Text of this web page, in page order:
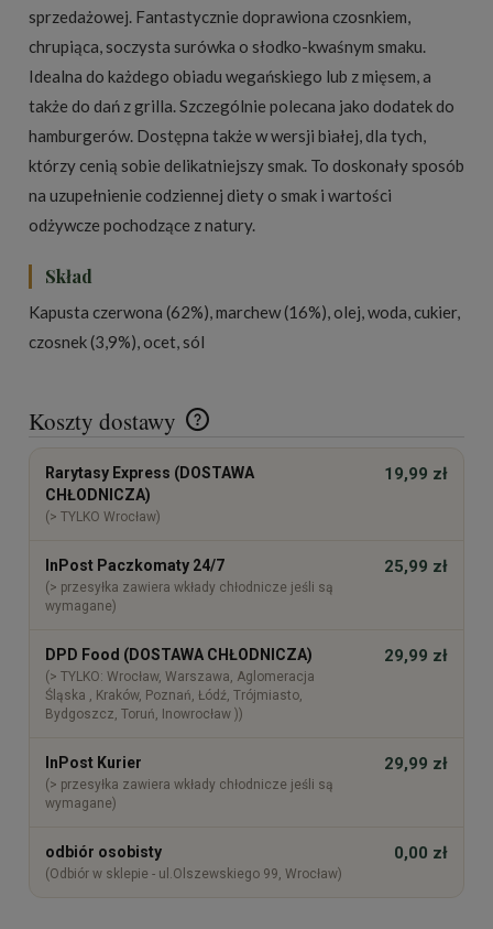
sprzedażowej. Fantastycznie doprawiona czosnkiem,
chrupiąca, soczysta surówka o słodko-kwaśnym smaku.
Idealna do każdego obiadu wegańskiego lub z mięsem, a
także do dań z grilla. Szczególnie polecana jako dodatek do
hamburgerów. Dostępna także w wersji białej, dla tych,
którzy cenią sobie delikatniejszy smak. To doskonały sposób
na uzupełnienie codziennej diety o smak i wartości
odżywcze pochodzące z natury.
Skład
Kapusta czerwona (62%), marchew (16%), olej, woda, cukier,
czosnek (3,9%), ocet, sól
Koszty dostawy
Cena nie zawiera ewentualnych kosztów płatności
Rarytasy Express (DOSTAWA
CHŁODNICZA)
(> TYLKO Wrocław)
19,99 zł
InPost Paczkomaty 24/7
(> przesyłka zawiera wkłady chłodnicze jeśli są
wymagane)
25,99 zł
DPD Food (DOSTAWA CHŁODNICZA)
(> TYLKO: Wrocław, Warszawa, Aglomeracja
Śląska , Kraków, Poznań, Łódź, Trójmiasto,
Bydgoszcz, Toruń, Inowrocław ))
29,99 zł
InPost Kurier
(> przesyłka zawiera wkłady chłodnicze jeśli są
wymagane)
29,99 zł
odbiór osobisty
(Odbiór w sklepie - ul.Olszewskiego 99, Wrocław)
0,00 zł